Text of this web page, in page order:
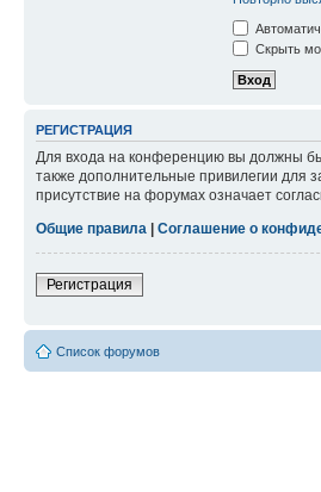
Скрыть
РЕГИСТРАЦИЯ
Для входа на конференцию вы должны
также дополнительные привилегии для
присутствие на форумах означает
Общие правила
Соглашение о
Регистрация
Список форумов